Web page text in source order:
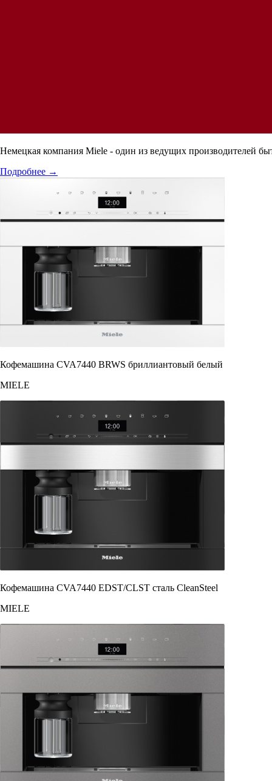
Немецкая компания Miele - один из ведущих производителей
Подробнее →
Кофемашина CVA7440 BRWS бриллиантовый белый
MIELE
Кофемашина CVA7440 EDST/CLST сталь CleanSteel
MIELE